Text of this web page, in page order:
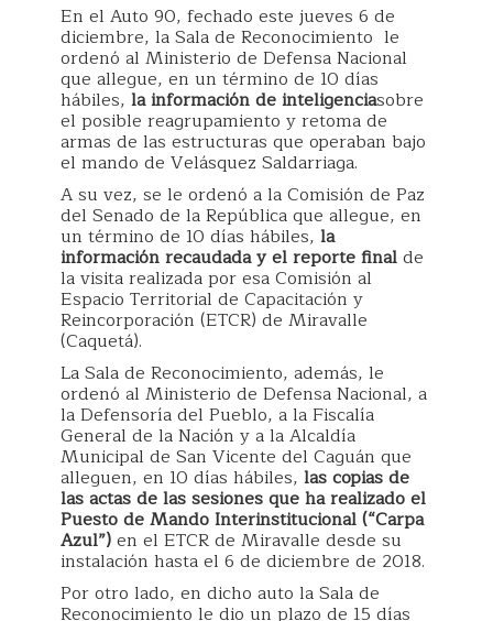
En el Auto 90, fechado este jueves 6 de
diciembre, la Sala de Reconocimiento le
ordenó al Ministerio de Defensa Nacional
que allegue, en un término de 10 días
hábiles, la información de inteligenciasobre
el posible reagrupamiento y retoma de
armas de las estructuras que operaban bajo
el mando de Velásquez Saldarriaga.
A su vez, se le ordenó a la Comisión de Paz
del Senado de la República que allegue, en
un término de 10 días hábiles, la
información recaudada y el reporte finalde
la visita realizada por esa Comisión al
Espacio Territorial de Capacitación y
Reincorporación (ETCR) de Miravalle
(Caquetá).
La Sala de Reconocimiento, además, le
ordenó al Ministerio de Defensa Nacional, a
la Defensoría del Pueblo, a la Fiscalía
General de la Nación y a la Alcaldía
Municipal de San Vicente del Caguán que
alleguen, en 10 días hábiles, las copias de
las actas de las sesiones que ha realizado el
Puesto de Mando Interinstitucional (“Carpa
Azul”)en el ETCR de Miravalle desde su
instalación hasta el 6 de diciembre de 2018.
Por otro lado, en dicho auto la Sala de
Reconocimiento le dio un plazo de 15 días